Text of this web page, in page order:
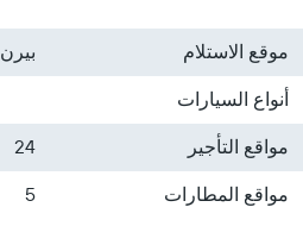
موقع الاستلام
بيرن
أنواع السيارات
مواقع التأجير
24
مواقع المطارات
5